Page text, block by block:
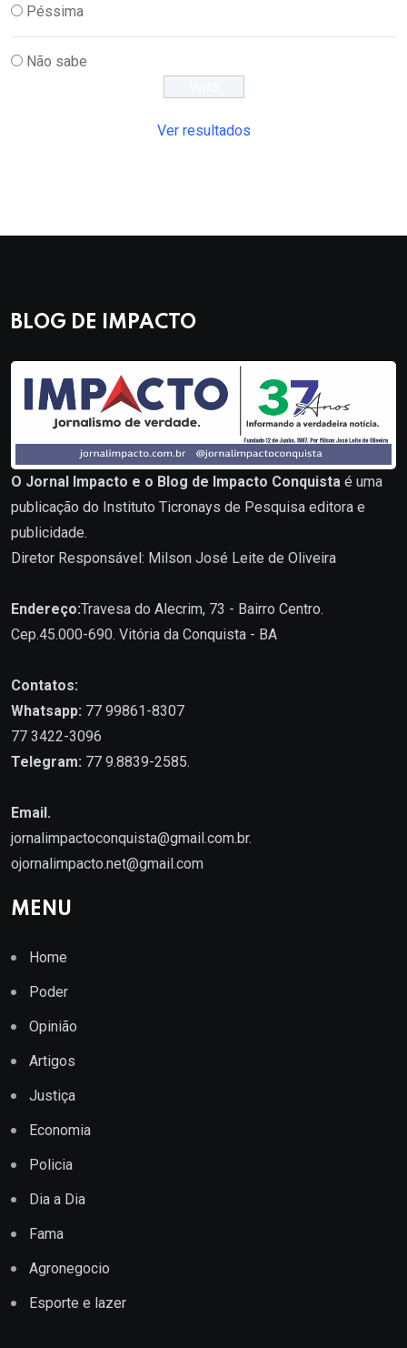
Péssima
Não sabe
Ver resultados
BLOG DE IMPACTO
O Jornal Impacto e o Blog de Impacto Conquista é uma
publicação do Instituto Ticronays de Pesquisa editora e
publicidade.
Diretor Responsável: Milson José Leite de Oliveira
Endereço:Travesa do Alecrim, 73 - Bairro Centro.
Cep.45.000-690. Vitória da Conquista - BA
Contatos:
Whatsapp: 77 99861-8307
77 3422-3096
Telegram: 77 9.8839-2585.
Email.
jornalimpactoconquista@gmail.com.br.
ojornalimpacto.net@gmail.com
MENU
Home
Poder
Opinião
Artigos
Justiça
Economia
Policia
Dia a Dia
Fama
Agronegocio
Esporte e lazer